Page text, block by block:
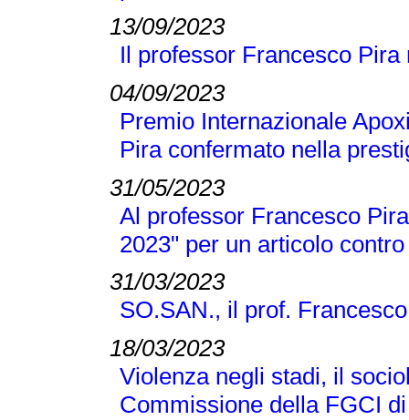
13/09/2023
Il professor Francesco
04/09/2023
Premio Internazionale
Pira confermato nella
31/05/2023
Al professor Francesco
2023" per un articolo
31/03/2023
SO.SAN., il prof.
18/03/2023
Violenza negli stadi, il
Commissione della FGCI